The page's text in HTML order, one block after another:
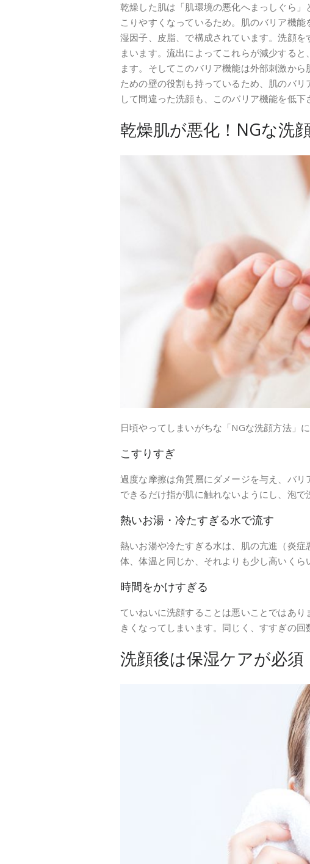
乾燥した肌は「肌環境の悪化へまっしぐら
こりやすくなっているため。肌のバリア機
湿因子、皮脂、で構成されています。洗顔
まいます。流出によってこれらが減少する
ます。そしてこのバリア機能は外部刺激か
ための壁の役割も持っているため、肌のバ
して間違った洗顔も、このバリア機能を低下
乾燥肌が悪化！NGな洗
日頃やってしまいがちな「NGな洗顔方法」
こすりすぎ
過度な摩擦は角質層にダメージを与え、バ
できるだけ指が肌に触れないようにし、泡で
熱いお湯・冷たすぎる水で流す
熱いお湯や冷たすぎる水は、肌の亢進（炎
体、体温と同じか、それよりも少し高いくら
時間をかけすぎる
ていねいに洗顔することは悪いことではあ
きくなってしまいます。同じく、すすぎの回
洗顔後は保湿ケアが必須